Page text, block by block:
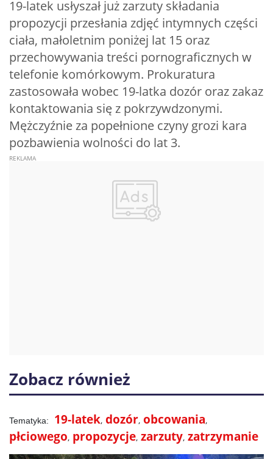
19-latek usłyszał już zarzuty składania
propozycji przesłania zdjęć intymnych części
ciała, małoletnim poniżej lat 15 oraz
przechowywania treści pornograficznych w
telefonie komórkowym. Prokuratura
zastosowała wobec 19-latka dozór oraz zakaz
kontaktowania się z pokrzywdzonymi.
Mężczyźnie za popełnione czyny grozi kara
pozbawienia wolności do lat 3.
Zobacz również
19-latek dozór obcowania
płciowego propozycje zarzuty zatrzymanie